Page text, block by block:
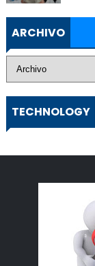
ARCHIVO
TECHNOLOGY